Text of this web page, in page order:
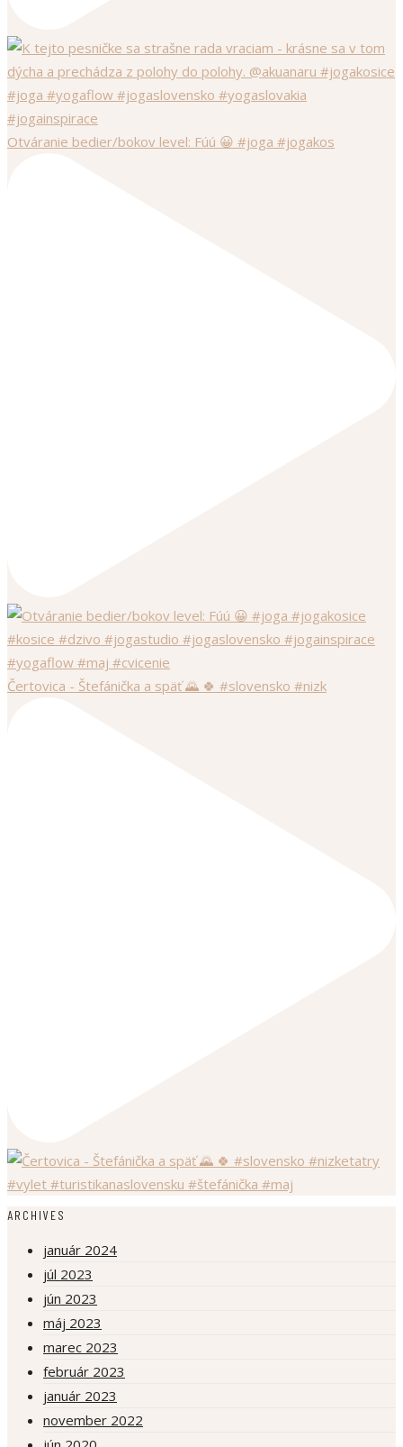
Otváranie bedier/bokov level: Fúú 😀 #joga #jogakos
Čertovica - Štefánička a späť 🌄 🍀 #slovensko #nizk
ARCHIVES
január 2024
júl 2023
jún 2023
máj 2023
marec 2023
február 2023
január 2023
november 2022